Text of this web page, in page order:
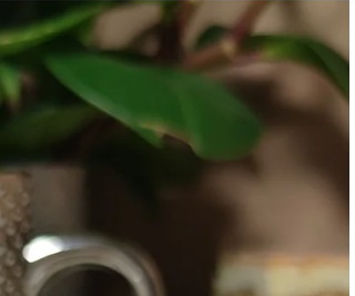
ml) Herbatniki 200 g Masło 100g Jabłka
prażone ze słoika 600 Woda 2 i 1/2 szklanki
Galaretki...